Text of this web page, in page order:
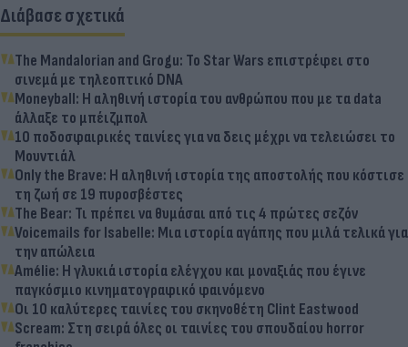
Διάβασε σχετικά
The Mandalorian and Grogu: Το Star Wars επιστρέφει στο
σινεμά με τηλεοπτικό DNA
Moneyball: Η αληθινή ιστορία του ανθρώπου που με τα data
άλλαξε το μπέιζμπολ
10 ποδοσφαιρικές ταινίες για να δεις μέχρι να τελειώσει το
Μουντιάλ
Only the Brave: Η αληθινή ιστορία της αποστολής που κόστισε
τη ζωή σε 19 πυροσβέστες
The Bear: Τι πρέπει να θυμάσαι από τις 4 πρώτες σεζόν
Voicemails for Isabelle: Μια ιστορία αγάπης που μιλά τελικά για
την απώλεια
Amélie: Η γλυκιά ιστορία ελέγχου και μοναξιάς που έγινε
παγκόσμιο κινηματογραφικό φαινόμενο
Οι 10 καλύτερες ταινίες του σκηνοθέτη Clint Eastwood
Scream: Στη σειρά όλες οι ταινίες του σπουδαίου horror